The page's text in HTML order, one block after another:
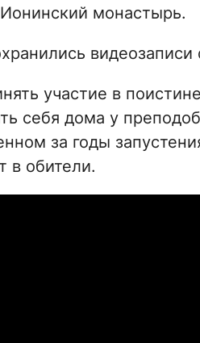
монастырь.
участие в
себя дома у
за годы
в обители.